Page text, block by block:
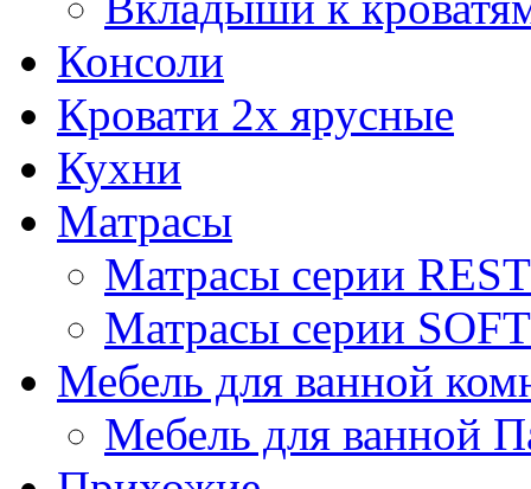
Консоли
Кровати 2х ярусные
Кухни
Матрасы
Матрасы серии REST
Матрасы серии SOFT
Мебель для ванной
Мебель для ванной